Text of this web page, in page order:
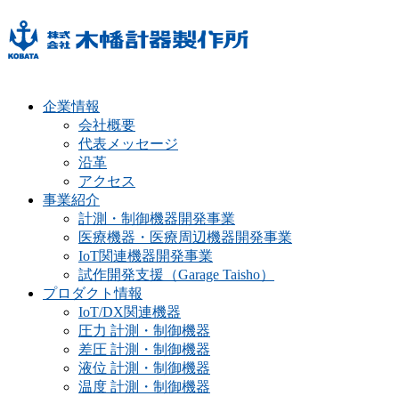
企業情報
会社概要
代表メッセージ
沿革
アクセス
事業紹介
計測・制御機器開発事業
医療機器・医療周辺機器開発事業
IoT関連機器開発事業
試作開発支援（Garage Taisho）
プロダクト情報
IoT/DX関連機器
圧力 計測・制御機器
差圧 計測・制御機器
液位 計測・制御機器
温度 計測・制御機器